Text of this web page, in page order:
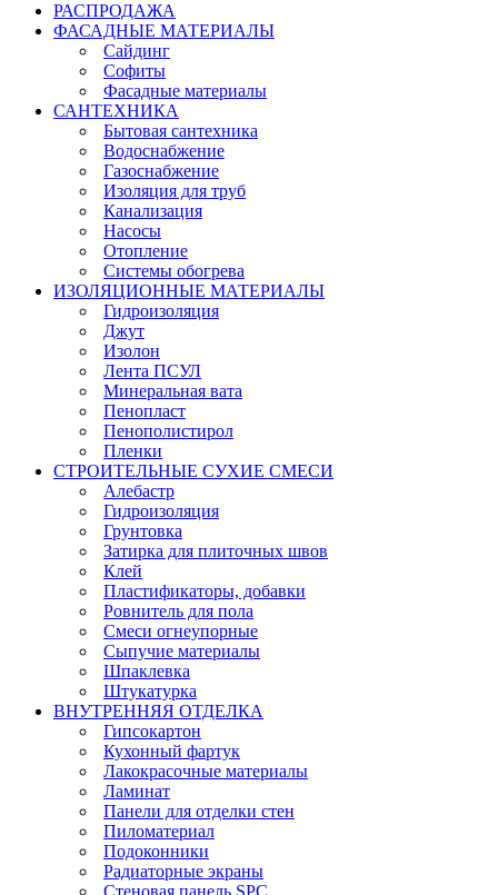
РАСПРОДАЖА
ФАСАДНЫЕ МАТЕРИАЛЫ
Сайдинг
Софиты
Фасадные материалы
САНТЕХНИКА
Бытовая сантехника
Водоснабжение
Газоснабжение
Изоляция для труб
Канализация
Насосы
Отопление
Системы обогрева
ИЗОЛЯЦИОННЫЕ МАТЕРИАЛЫ
Гидроизоляция
Джут
Изолон
Лента ПСУЛ
Минеральная вата
Пенопласт
Пенополистирол
Пленки
СТРОИТЕЛЬНЫЕ СУХИЕ СМЕСИ
Алебастр
Гидроизоляция
Грунтовка
Затирка для плиточных швов
Клей
Пластификаторы, добавки
Ровнитель для пола
Смеси огнеупорные
Сыпучие материалы
Шпаклевка
Штукатурка
ВНУТРЕННЯЯ ОТДЕЛКА
Гипсокартон
Кухонный фартук
Лакокрасочные материалы
Ламинат
Панели для отделки стен
Пиломатериал
Подоконники
Радиаторные экраны